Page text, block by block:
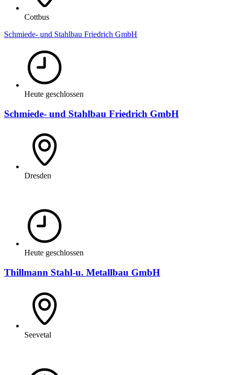
Cottbus
Schmiede- und Stahlbau Friedrich GmbH
Heute geschlossen
Schmiede- und Stahlbau Friedrich GmbH
Dresden
Heute geschlossen
Thillmann Stahl-u. Metallbau GmbH
Seevetal